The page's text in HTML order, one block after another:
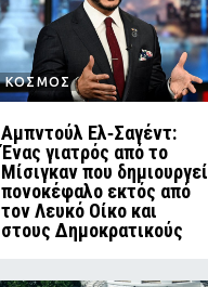
ΚΟΣΜΟΣ
Αμπντούλ Ελ‑Σαγέντ:
Ένας γιατρός από το
Μίσιγκαν που δημιουργεί
πονοκέφαλο εκτός από
τον Λευκό Οίκο και
στους Δημοκρατικούς